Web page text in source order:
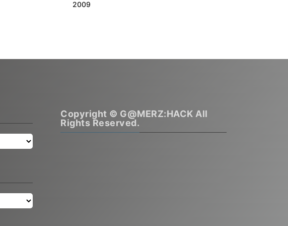
2009
Copyright © G@MERZ:HACK All
Rights Reserved.